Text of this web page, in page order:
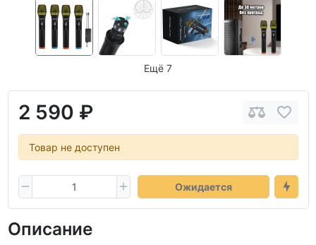
Ещё 7
2 590 ₽
Товар не доступен
Ожидается
Описание